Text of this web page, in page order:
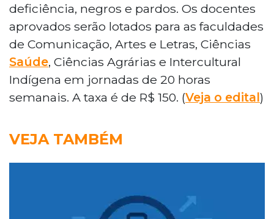
deficiência, negros e pardos. Os docentes
aprovados serão lotados para as faculdades
de Comunicação, Artes e Letras, Ciências
Saúde, Ciências Agrárias e Intercultural
Indígena em jornadas de 20 horas
semanais. A taxa é de R$ 150. (Veja o edital)
VEJA TAMBÉM